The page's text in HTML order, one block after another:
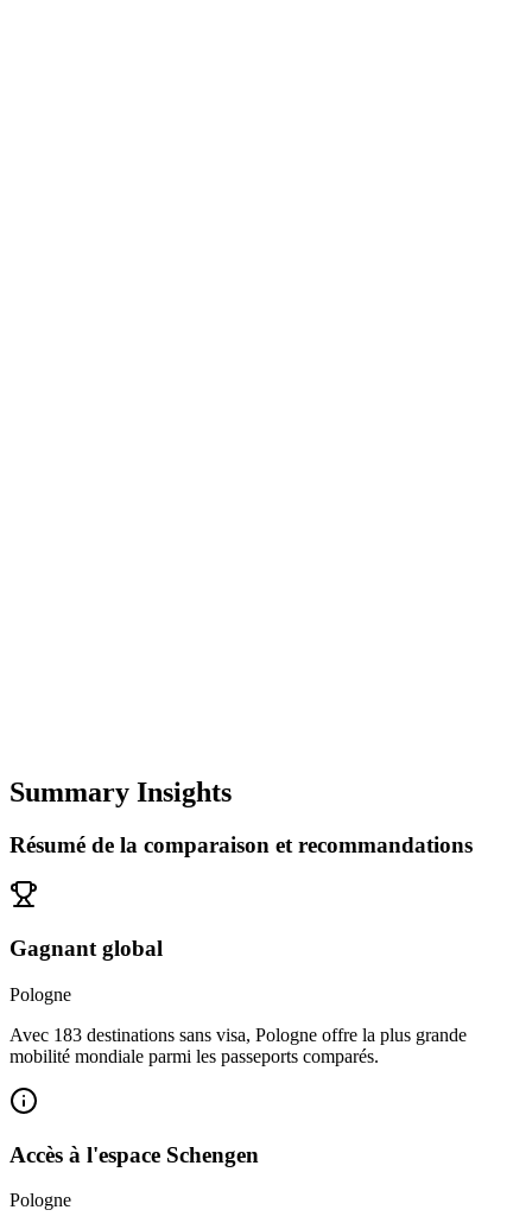
Summary Insights
Résumé de la comparaison et recommandations
Gagnant global
Pologne
Avec 183 destinations sans visa, Pologne offre la plus grande
mobilité mondiale parmi les passeports comparés.
Accès à l'espace Schengen
Pologne